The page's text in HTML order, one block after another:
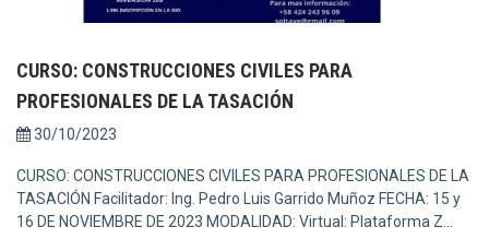
CURSO: CONSTRUCCIONES CIVILES PARA
PROFESIONALES DE LA TASACIÓN
30/10/2023
CURSO: CONSTRUCCIONES CIVILES PARA PROFESIONALES DE LA
TASACIÓN Facilitador: Ing. Pedro Luis Garrido Muñoz FECHA: 15 y
16 DE NOVIEMBRE DE 2023 MODALIDAD: Virtual: Plataforma Z...